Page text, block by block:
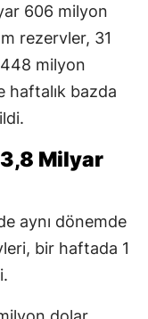
606 milyon
rezervler, 31
milyon
haftalık bazda
Milyar
aynı dönemde
bir haftada 1